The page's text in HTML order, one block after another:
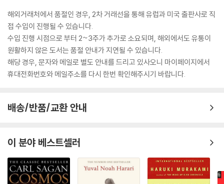
해외거래처에서 품절인 경우, 2차 거래선을 통해 유럽과 미국 출판사로 직
접 수입이 진행될 수 있습니다.
수입 진행 시점으로 부터 2~3주가 추가로 소요되며, 해외에서도 유통이
원활하지 않은 도서는 품절 안내가 지연될 수 있습니다.
해당 경우, 문자와 메일로 별도 안내를 드리고 있사오니 마이페이지에서
휴대전화번호와 메일주소를 다시 한번 확인해주시기 바랍니다.
배송/반품/교환 안내
이 분야 베스트셀러